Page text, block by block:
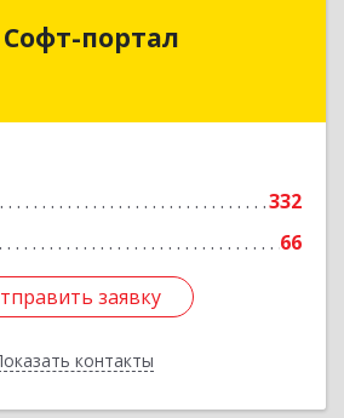
портал
332
66
заявку
контакты
Софт-портал
Респ, Уфа г, Пархоменко
заявку
Назад